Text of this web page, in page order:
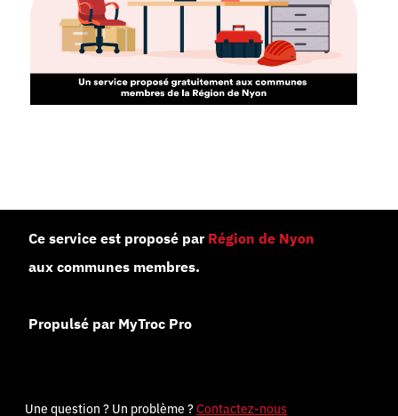
Ce service est proposé par Région de Nyon
aux communes membres.
Propulsé par MyTroc Pro
Une question ? Un problème ?Contactez-nous